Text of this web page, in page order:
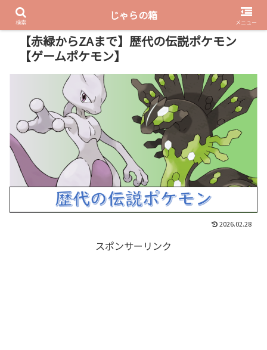
PR
【赤緑からZAまで】歴代の伝説ポケモン
【ゲームポケモン】
2026.02.28
スポンサーリンク
検索
じゃらの箱
メニュー